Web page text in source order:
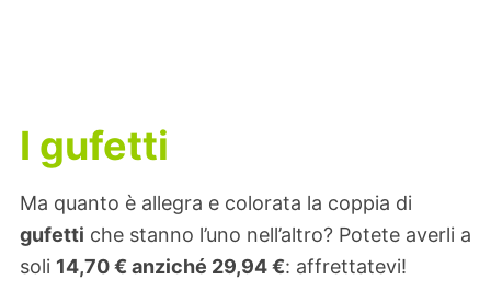
I gufetti
Ma quanto è allegra e colorata la coppia di
gufetti che stanno l’uno nell’altro? Potete averli a
soli 14,70€ anziché 29,94€: affrettatevi!